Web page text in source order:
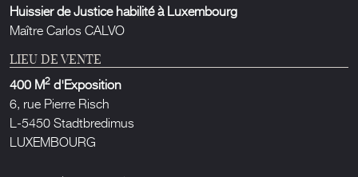
Huissier de Justice habilité à Luxembourg
Maître Carlos CALVO
LIEU DE VENTE
400 M2 d'Exposition
6, rue Pierre Risch
L-5450 Stadtbredimus
LUXEMBOURG